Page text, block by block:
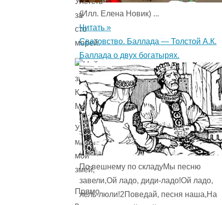
за
сто
морей.
Унеси
меня,
мой
змей,
Прямо
(Илл. Елена Новик) ...
Читать »
Сватовство. Баллада — Толстой А.К.
Баллада о двух богатырях.
По вешнему по складуМы песню
завели,Ой ладо, диди-ладо!Ой ладо,
лель-люли!2Поведай, песня наша,На